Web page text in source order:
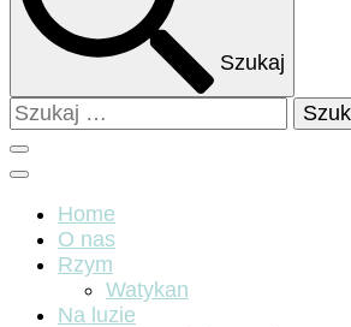
Szukaj
Szukaj:
Home
O nas
Rzym
Watykan
Na luzie